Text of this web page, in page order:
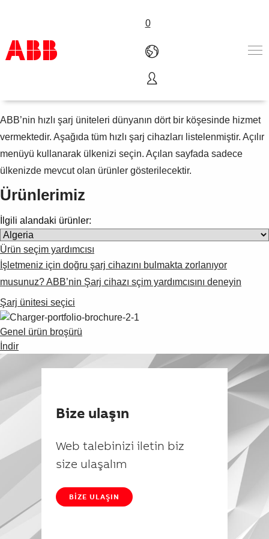
0
Ürünler ve Çözümler
Hakkımızda
Satış noktaları
Bize ulaşın
Kariyer
Tüm ürün grubu
ABB’nin hızlı şarj üniteleri dünyanın dört bir köşesinde hizmet
vermektedir. Aşağıda tüm hızlı şarj cihazları listelenmiştir. Açılır
menüyü kullanarak ülkenizi seçin. Açılan sayfada sadece
ülkenizde mevcut olan ürünler gösterilecektir.
Ürünlerimiz
İlgili alandaki ürünler:
Ürün seçim yardımcısı
İşletmeniz için doğru şarj cihazını bulmakta zorlanıyor
musunuz? ABB’nin Şarj cihazı sçim yardımcısını deneyin
Şarj ünitesi seçici
Genel ürün broşürü
İndir
Bize ulaşın
Web talebinizi iletin biz
size ulaşalım
BIZE ULAŞIN